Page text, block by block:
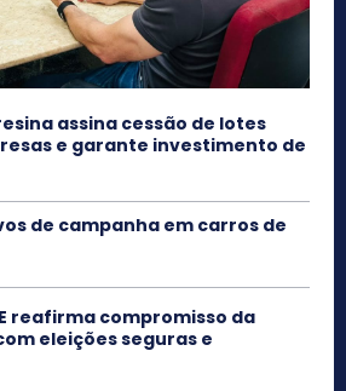
assina cessão de lotes
e garante investimento de
de campanha em carros de
reafirma compromisso da
eleições seguras e